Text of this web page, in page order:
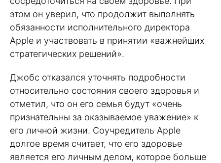
этом он уверил, что продолжит выполнять
обязанности исполнительного директора
Apple и участвовать в принятии «важнейших
стратегических решений».
Джобс отказался уточнять подробности
относительно состояния своего здоровья и
отметил, что он его семья будут «очень
признательны за оказываемое уважение» к
его личной жизни. Соучредитель Apple
долгое время считает, что его здоровье
является его личным делом, которое больше